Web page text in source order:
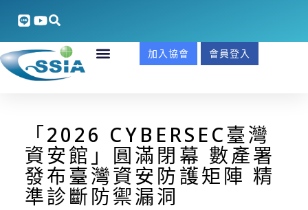
加入協會 會員登入
「2026 CYBERSEC臺灣
資安館」圓滿閉幕 數產署
發布臺灣資安防護矩陣 精
準診斷防禦漏洞